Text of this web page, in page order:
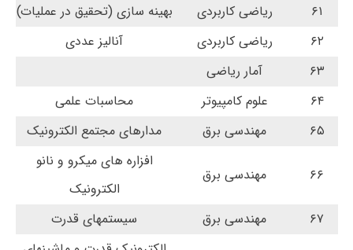
۶۱
ریاضی کاربردی
بهینه سازی (تحقیق در عملیات)
۶۲
ریاضی کاربردی
آنالیز عددی
۶۳
آمار ریاضی
۶۴
علوم کامپیوتر
محاسبات علمی
۶۵
مهندسی برق مدارهای مجتمع الکترونیک
۶۶ مهندسی برق
افزاره های میکرو و نانو
الکترونیک
۶۷
مهندسی برق سیستمهای قدرت